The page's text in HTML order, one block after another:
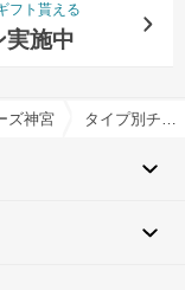
フト貰える
実施中
場一覧
ズ神宮前 by T&G